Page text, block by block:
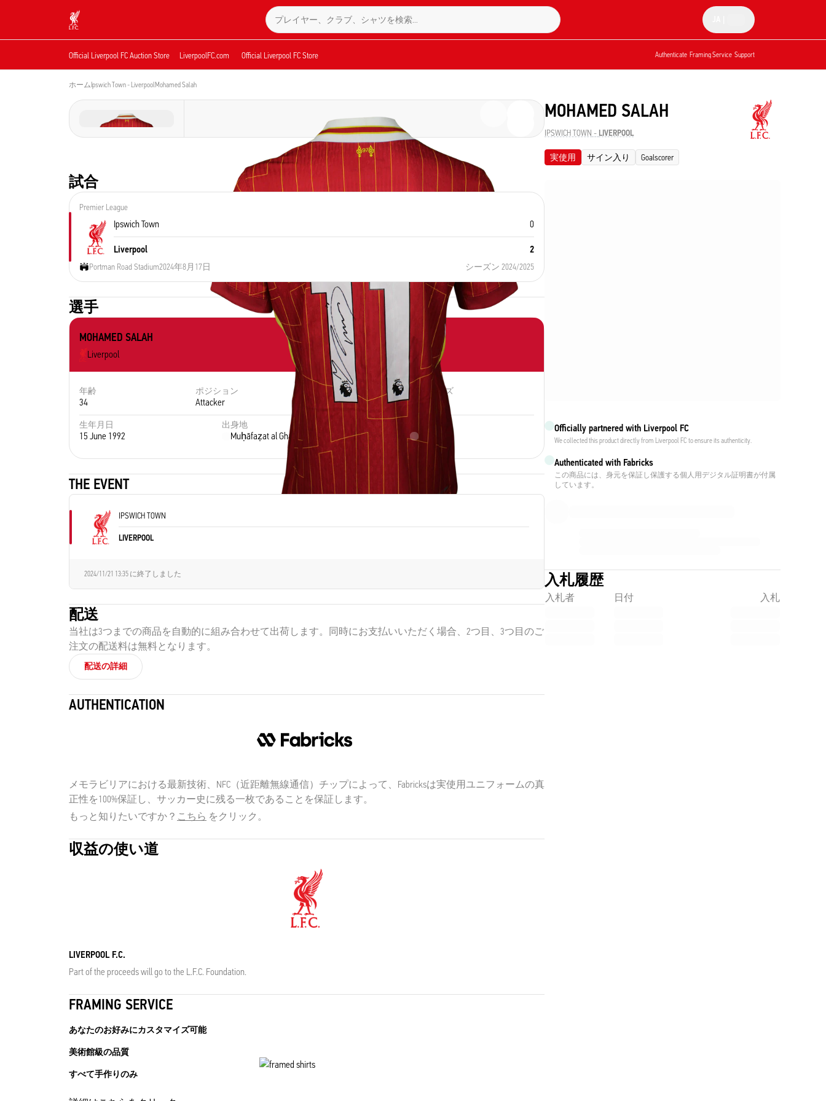
プレイヤー、クラブ、シャツを検索…
Official Liverpool FC Auction Store LiverpoolFC.com Official Liverpool FC Store Authenticate Framing Service Support
ホーム Ipswich Town - LiverpoolMohamed Salah
試合
Premier League
Ipswich Town 0
Liverpool 2
Portman Road Stadium2024年8月17日 シーズン 2024/2025
選手
MOHAMED SALAH
Liverpool
年齢
34
ポジション
Attacker
番号
11
サイズ
L
生年月日
15 June 1992
出身地
Muḥāfaẓat al Gharbiyya Egypt
THE EVENT
IPSWICH TOWN
LIVERPOOL
2024/11/21 13:35 に終了しました
配送
当社は3つまでの商品を自動的に組み合わせて出荷します。同時にお支払いいただく場合、2つ目、3つ目のご
注文の配送料は無料となります。
配送の詳細
AUTHENTICATION
メモラビリアにおける最新技術、NFC（近距離無線通信）チップによって、Fabricksは実使用ユニフォームの真
正性を100%保証し、サッカー史に残る一枚であることを保証します。
もっと知りたいですか？ こちら をクリック。
収益の使い道
LIVERPOOL F.C.
Part of the proceeds will go to the L.F.C. Foundation.
FRAMING SERVICE
あなたのお好みにカスタマイズ可能
美術館級の品質
すべて手作りのみ
MOHAMED SALAH
IPSWICH TOWN - LIVERPOOL
実使用 サイン入り Goalscorer
Officially partnered with Liverpool FC
We collected this product directly from Liverpool FC to ensure its authenticity.
Authenticated with Fabricks
この商品には、身元を保証し保護する個人用デジタル証明書が付属
しています。
入札履歴
入札者 日付 入札